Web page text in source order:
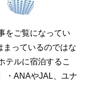
をご覧になってい
まっているのではな
テルに宿泊するこ
・ANAやJAL、ユナ